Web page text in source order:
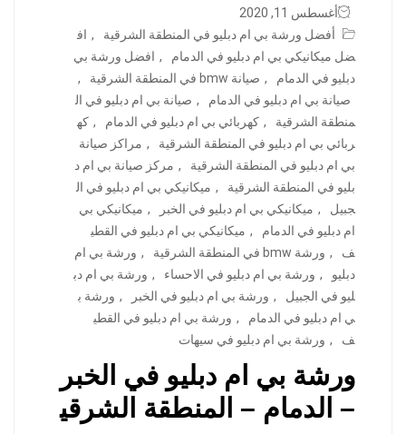
أغسطس 11, 2020
أفضل ورشة بي ام دبليو في المنطقة الشرقية
, اف
ضل ميكانيكي بي ام دبليو في الدمام
, افضل ورشة بي
دبليو في الدمام
, صيانة bmw في المنطقة الشرقية
,
صيانة بي ام دبليو في الدمام
, صيانة بي ام دبليو في ال
منطقة الشرقية
, كهربائي بي ام دبليو في الدمام , كه
ربائي بي ام دبليو في المنطقة الشرقية
, مراكز صيانة
بي ام دبليو في المنطقة الشرقية
, مركز صيانة بي ام د
بليو في المنطقة الشرقية
, ميكانيكي بي ام دبليو في ال
جبيل
, ميكانيكي بي ام دبليو في الخبر , ميكانيكي بي
ام دبليو في الدمام
, ميكانيكي بي ام دبليو في القطي
ف
, ورشة bmw في المنطقة الشرقية , ورشة بي ام
دبليو
, ورشة بي ام دبليو في الاحساء , ورشة بي ام دب
ليو في الجبيل
, ورشة بي ام دبليو في الخبر , ورشة ب
ي ام دبليو في الدمام
, ورشة بي ام دبليو في القطي
ف
, ورشة بي ام دبليو في سيهات
ورشة بي ام دبليو في الخبر
– الدمام – المنطقة الشرقي